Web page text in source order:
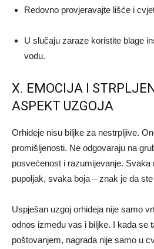
Redovno provjeravajte lišće i
U slučaju zaraze koristite blage
vodu.
X. EMOCIJA I
ASPEKT UZGOJA
Orhideje nisu biljke za nestrpljive.
promišljenosti. Ne odgovaraju na
posvećenost i razumijevanje. Svaka
pupoljak, svaka boja – znak je da
Uspješan uzgoj orhideja nije samo
odnos između vas i biljke. I kada se
poštovanjem, nagrada nije samo u